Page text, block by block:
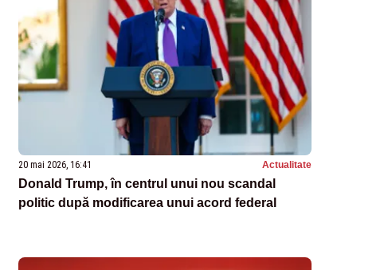
20 mai 2026, 16:41 Actualitate
Donald Trump, în centrul unui nou scandal
politic după modificarea unui acord federal